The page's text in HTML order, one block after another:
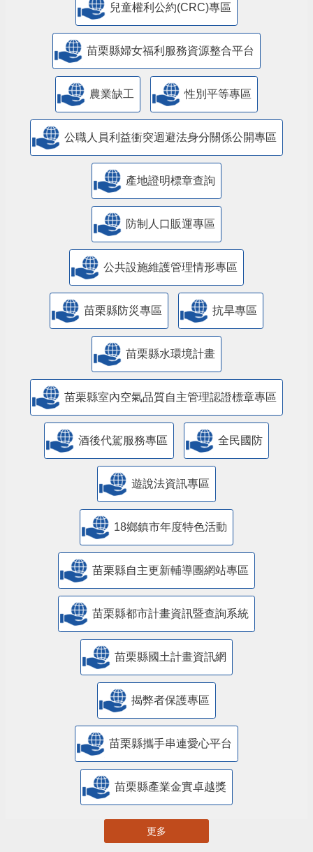
兒童權利公約(CRC)專區
苗栗縣婦女福利服務資源整合平台
農業缺工 性別平等專區
公職人員利益衝突迴避法身分關係公開專區
產地證明標章查詢
防制人口販運專區
​公共設施維護管理情形專區
苗栗縣防災專區 抗旱專區
苗栗縣水環境計畫
苗栗縣室內空氣品質自主管理認證標章專區
酒後代駕服務專區 全民國防
遊說法資訊專區
18鄉鎮市年度特色活動
苗栗縣自主更新輔導團網站專區
苗栗縣都市計畫資訊暨查詢系統
苗栗縣國土計畫資訊網
揭弊者保護專區
苗栗縣攜手串連愛心平台
苗栗縣產業金實卓越獎
更多